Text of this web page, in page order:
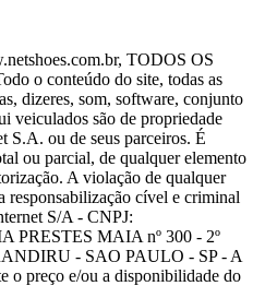
TODOS OS
o conteúdo do site, todas as
dizeres, som, software, conjunto
veiculados são de propriedade
S.A. ou de seus parceiros. É
ou parcial, de qualquer elemento
A violação de qualquer
responsabilização cível e criminal
S/A - CNPJ:
PRESTES MAIA nº 300 - 2º
- SAO PAULO - SP - A
o preço e/ou a disponibilidade do